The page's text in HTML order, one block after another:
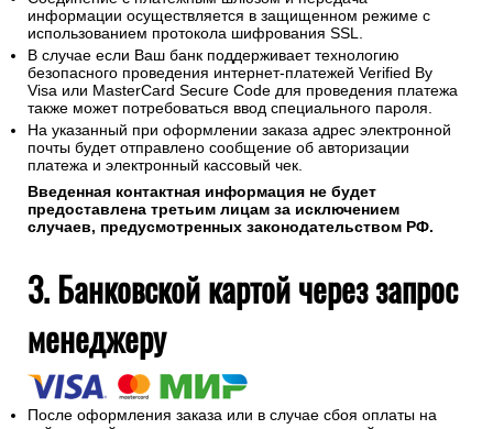
информации осуществляется в защищенном режиме с
использованием протокола шифрования SSL.
В случае если Ваш банк поддерживает технологию
безопасного проведения интернет-платежей Verified By
Visa или MasterCard Secure Code для проведения платежа
также может потребоваться ввод специального пароля.
На указанный при оформлении заказа адрес электронной
почты будет отправлено сообщение об авторизации
платежа и электронный кассовый чек.
Введенная контактная информация не будет
предоставлена третьим лицам за исключением
случаев, предусмотренных законодательством РФ.
3. Банковской картой через запрос
менеджеру
После оформления заказа или в случае сбоя оплаты на